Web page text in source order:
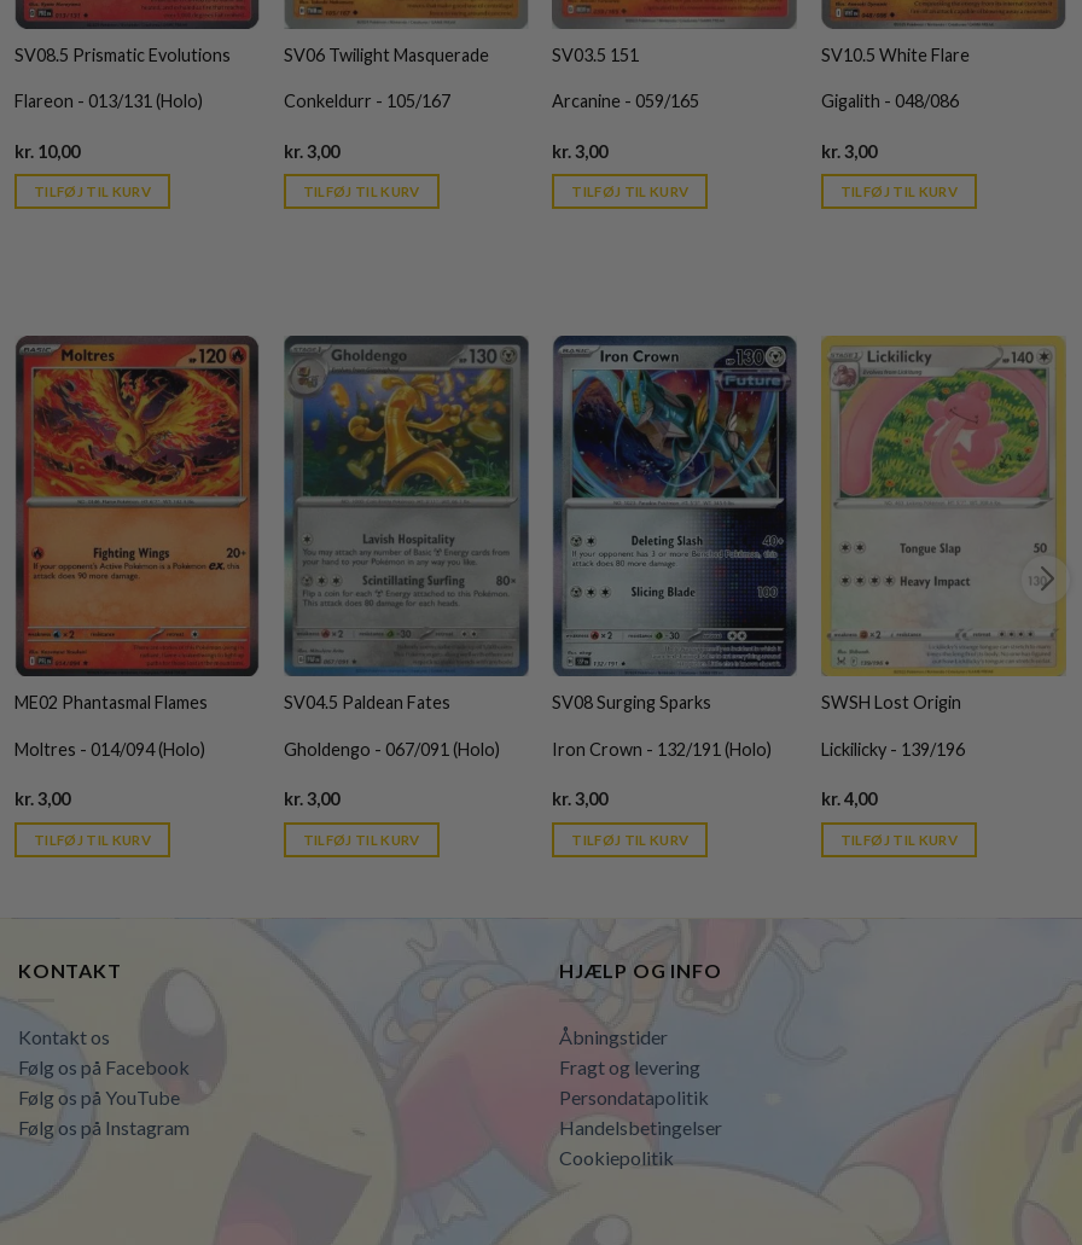
SV08.5 Prismatic Evolutions
Flareon - 013/131 (Holo)
kr. 10,00Current
is:
kr. 39,95.
TILFØJ TIL KURV
SV06 Twilight Masquerade
Conkeldurr - 105/167
kr.3,00Current
is:
kr. 39,95.
TILFØJ TIL KURV
SV03.5 151
Arcanine - 059/165
kr.3,00Current
is:
kr. 39,95.
TILFØJ TIL KURV
SV10.5 White Flare
Gigalith - 048/086
kr.3,00Current
is:
kr. 39,95.
TILFØJ TIL KURV
ME02 Phantasmal Flames
Moltres - 014/094 (Holo)
kr.3,00Current
is:
kr. 39,95.
TILFØJ TIL KURV
SV04.5 Paldean Fates
Gholdengo - 067/091 (Holo)
kr.3,00Current
is:
kr. 39,95.
TILFØJ TIL KURV
SV08 Surging Sparks
Iron Crown - 132/191 (Holo)
kr.3,00Current
is:
kr. 39,95.
TILFØJ TIL KURV
SWSH Lost Origin
Lickilicky - 139/196
kr.4,00Current
is:
kr. 39,95.
TILFØJ TIL KURV
KONTAKT
Kontakt os
Følg os på Facebook
Følg os på YouTube
Følg os på Instagram
HJÆLP OG INFO
Åbningstider
Fragt og levering
Persondatapolitik
Handelsbetingelser
Cookiepolitik